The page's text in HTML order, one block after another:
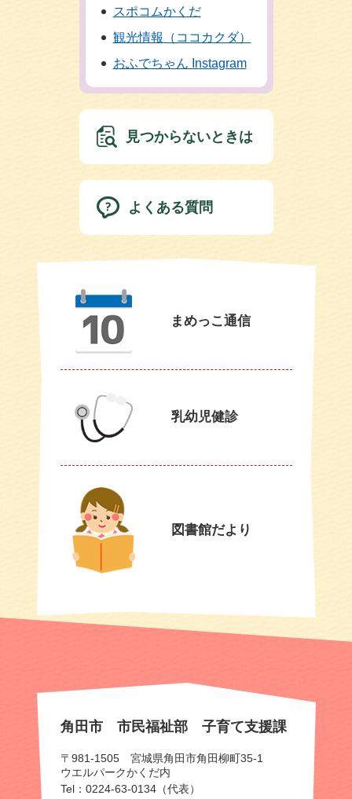
スポコムかくだ
観光情報（ココカクダ）
おふでちゃん Instagram
見つからないときは
よくある質問
まめっこ通信
乳幼児健診
図書館だより
角田市 市民福祉部 子育て支援課
〒981-1505 宮城県角田市角田柳町35-1
ウエルパークかくだ内
Tel：0224-63-0134（代表）